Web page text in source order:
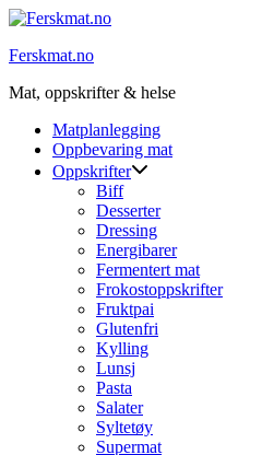
Skip
content
Ferskmat.no
Mat, oppskrifter & helse
Matplanlegging
Oppbevaring mat
Oppskrifter
Biff
Desserter
Dressing
Energibarer
Fermentert mat
Frokostoppskrifter
Fruktpai
Glutenfri
Kylling
Lunsj
Pasta
Salater
Syltetøy
Supermat